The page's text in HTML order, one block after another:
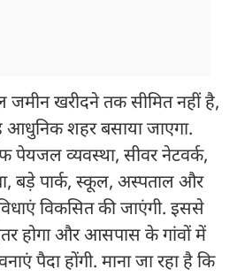
जमीन खरीदने तक सीमित नहीं है,
आधुनिक शहर बसाया जाएगा.
पेयजल व्यवस्था, सीवर नेटवर्क,
बड़े पार्क, स्कूल, अस्पताल और
विकसित की जाएंगी. इससे
होगा और आसपास के गांवों में
पैदा होंगी. माना जा रहा है कि